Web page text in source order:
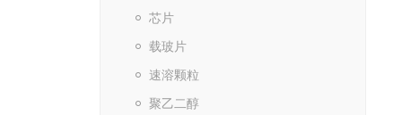
芯片
载玻片
速溶颗粒
聚乙二醇